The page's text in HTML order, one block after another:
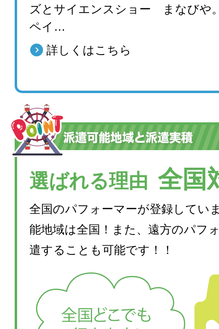
ズとサイエンスショー まなびや
ペイ…
詳しくはこちら
選ばれる理由 全国
全国のパフォーマーが登録してい
能地域は全国！また、遠方のパフ
遣することも可能です！！